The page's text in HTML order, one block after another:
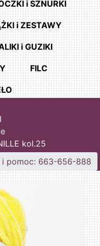
i SZNURKI
i ZESTAWY
i GUZIKI
FILC
kol.25
i pomoc: 663-656-888